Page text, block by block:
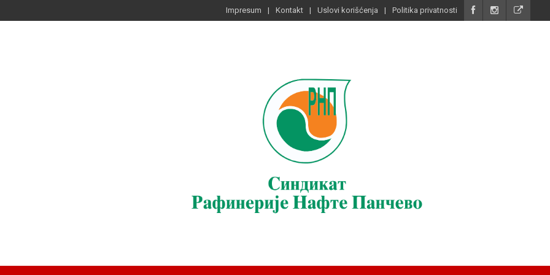
Impresum Kontakt Uslovi korišćenja Politika privatnosti